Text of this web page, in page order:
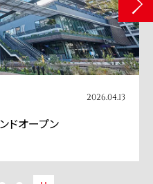
2026.04.13
ドオープン